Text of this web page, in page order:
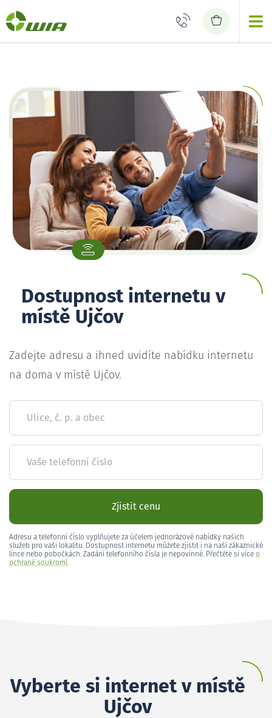
Dostupnost internetu v
místě Ujčov
Zadejte adresu a ihned uvidíte nabídku internetu
na doma v místě Ujčov.
Ulice, č. p. a obec
Vaše telefonní číslo
Zjistit cenu
Adresu a telefonní číslo vyplňujete za účelem jednorázové nabídky našich
služeb pro vaši lokalitu. Dostupnost internetu můžete zjistit i na naší zákaznické
lince nebo pobočkách. Zadání telefonního čísla je nepovinné. Přečtěte si více o
ochraně soukromí.
Vyberte si internet v místě
Ujčov